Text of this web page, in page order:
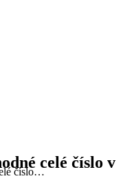
číslo…
celé číslo v